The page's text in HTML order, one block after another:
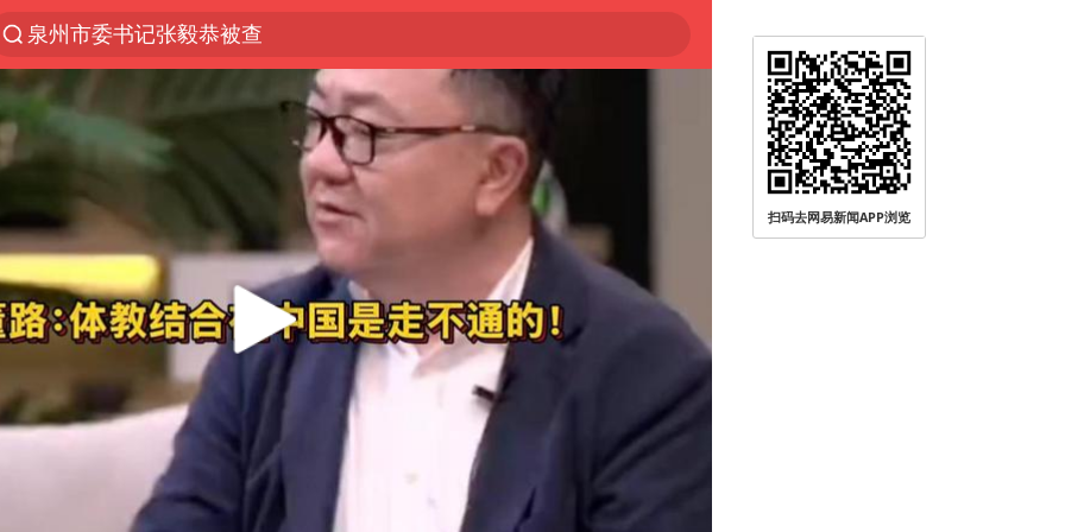
泉州市委书记张毅恭被查
秘鲁和墨西哥宣布恢复外交关系
沙特土耳其巴基斯坦签署共同防务协议
中医教你一招提升气血
全球首个长时储能一体化产业园量产
四川宜宾市高县4.9级地震致1人死亡
胜宏科技：股票交易异常波动
2名小孩玩手机低头幅度近乎折叠
38岁演员求职万岁山NPC成功
国防部：中国军队坚决反制任何闹海挑衅图谋
我国外贸延续良好增长态势
扫码去网易新闻APP浏览